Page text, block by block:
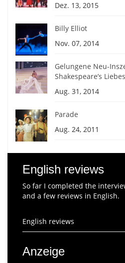
Dez. 13, 2015
Billy Elliot
Nov. 07, 2014
Gelungene Neu-
Shakespeare’s
Aug. 31, 2014
Parade
Aug. 24, 2011
English reviews
So far I completed the
and a few reviews in English.
English reviews
Anzeige